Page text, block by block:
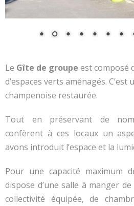
Centre équestre
- Découvrir le club
- Tarifs
Contact
Le Gîte de groupe est composé
d’espaces verts aménagés.
champenoise restaurée.
Tout en préservant de
confèrent à ces locaux un
avons introduit l’espace et la
Pour une capacité maximum
dispose d’une salle à manger de
collectivité équipée, de